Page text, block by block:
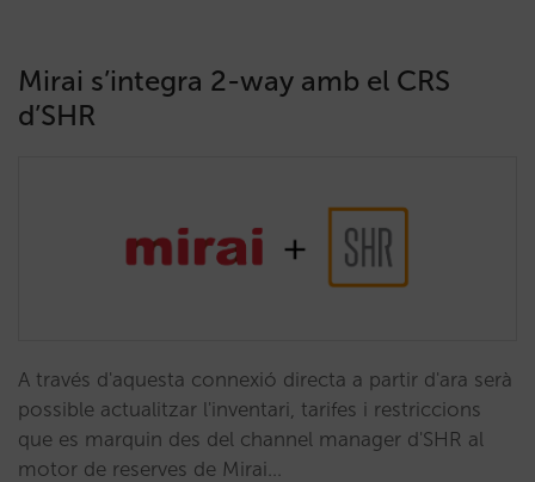
Mirai s’integra 2-way amb el CRS
d’SHR
A través d'aquesta connexió directa a partir d'ara serà
possible actualitzar l'inventari, tarifes i restriccions
que es marquin des del channel manager d'SHR al
motor de reserves de Mirai…